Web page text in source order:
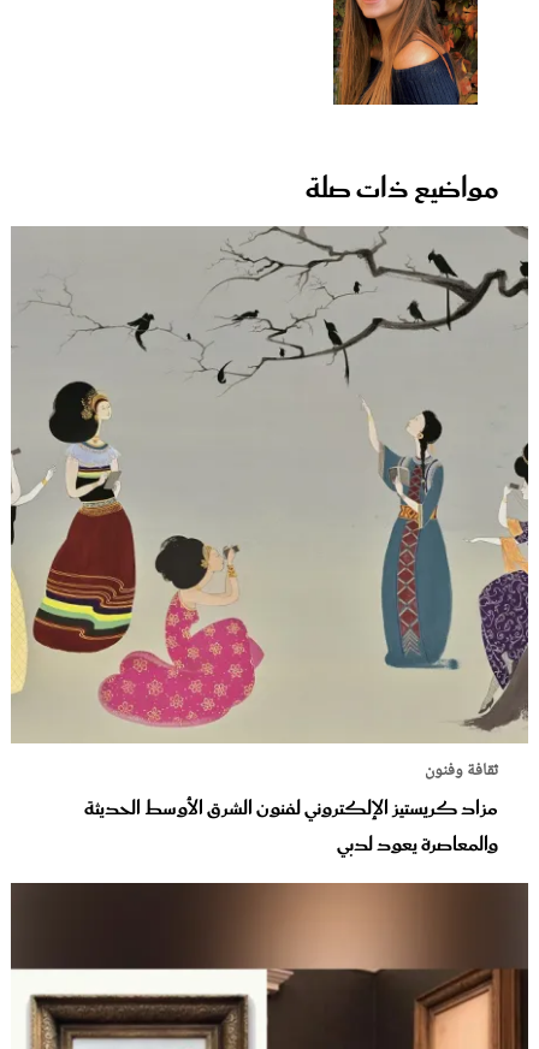
مواضيع ذات صلة
ثقافة وفنون
مزاد كريستيز الإلكتروني لفنون الشرق الأوسط الحديثة
والمعاصرة يعود لدبي